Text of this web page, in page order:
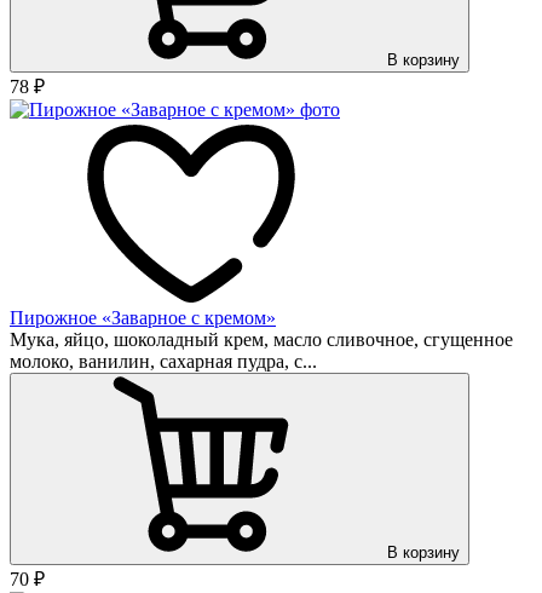
В корзину
78 ₽
Пирожное «Заварное с кремом»
Мука, яйцо, шоколадный крем, масло сливочное, сгущенное
молоко, ванилин, сахарная пудра, с...
В корзину
70 ₽